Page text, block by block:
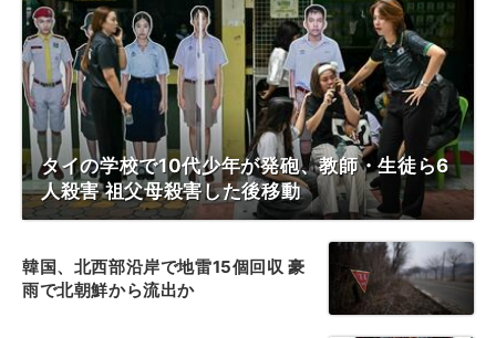
タイの学校で10代少年が発砲、教師・生徒ら6
人殺害 祖父母殺害した後移動
韓国、北西部沿岸で地雷15個回収 豪
雨で北朝鮮から流出か